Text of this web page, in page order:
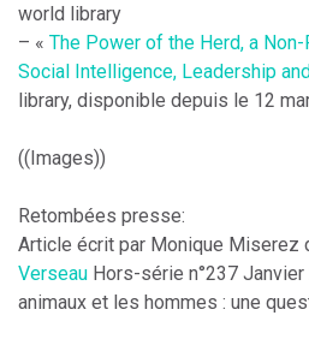
world library
– « The Power of the Herd, a
Social Intelligence, Leadership
library, disponible depuis le 12
((Images))
Retombées presse:
Article écrit par Monique Miserez
Verseau Hors-série n°237
animaux et les hommes : une